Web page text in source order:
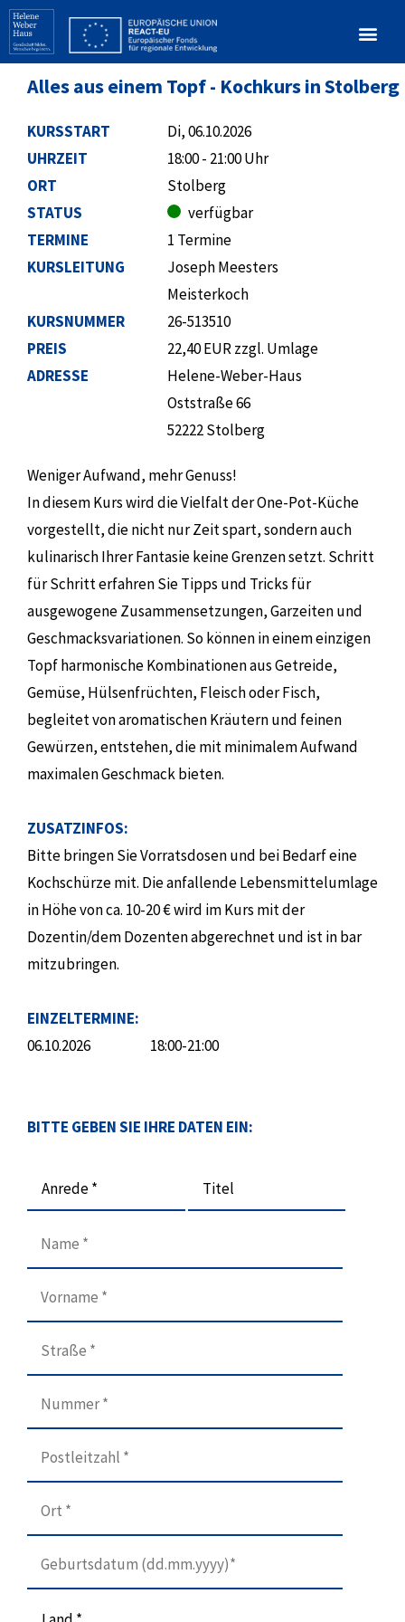
Alles aus einem Topf - Kochkurs in Stolberg
KURSSTART
UHRZEIT
ORT
STATUS
TERMINE
Di, 06.10.2026
18:00 - 21:00 Uhr
Stolberg
verfügbar
1 Termine
KURSLEITUNG
KURSNUMMER
PREIS
ADRESSE
Joseph Meesters
Meisterkoch
26-513510
22,40 EUR zzgl. Umlage
Helene-Weber-Haus
Oststraße 66
52222 Stolberg
Weniger Aufwand, mehr Genuss!
In diesem Kurs wird die Vielfalt der One-Pot-Küche
vorgestellt, die nicht nur Zeit spart, sondern auch
kulinarisch Ihrer Fantasie keine Grenzen setzt. Schritt
für Schritt erfahren Sie Tipps und Tricks für
ausgewogene Zusammensetzungen, Garzeiten und
Geschmacksvariationen. So können in einem einzigen
Topf harmonische Kombinationen aus Getreide,
Gemüse, Hülsenfrüchten, Fleisch oder Fisch,
begleitet von aromatischen Kräutern und feinen
Gewürzen, entstehen, die mit minimalem Aufwand
maximalen Geschmack bieten.
ZUSATZINFOS:
Bitte bringen Sie Vorratsdosen und bei Bedarf eine
Kochschürze mit. Die anfallende Lebensmittelumlage
in Höhe von ca. 10-20 € wird im Kurs mit der
Dozentin/dem Dozenten abgerechnet und ist in bar
mitzubringen.
EINZELTERMINE:
06.10.2026
18:00-21:00
BITTE GEBEN SIE IHRE DATEN EIN:
Anrede * Titel